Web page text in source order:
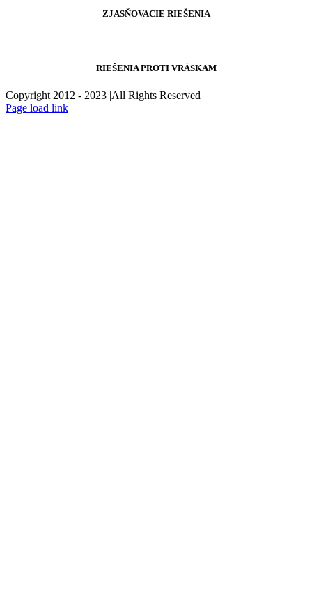
ZJASŇOVACIE RIEŠENIA
RIEŠENIA PROTI VRÁSKAM
Copyright 2012 - 2023 |All Rights Reserved
Facebook
Instagram
Page load link